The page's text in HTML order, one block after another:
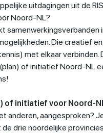
uitdagingen uit de
Noord-NL?
samenwerkingsverbanden
Die creatief
met elkaar verbinden.
of initiatief Noord-NL
of initiatief voor Noord-
anderen, aangesproken?
drie noordelijke